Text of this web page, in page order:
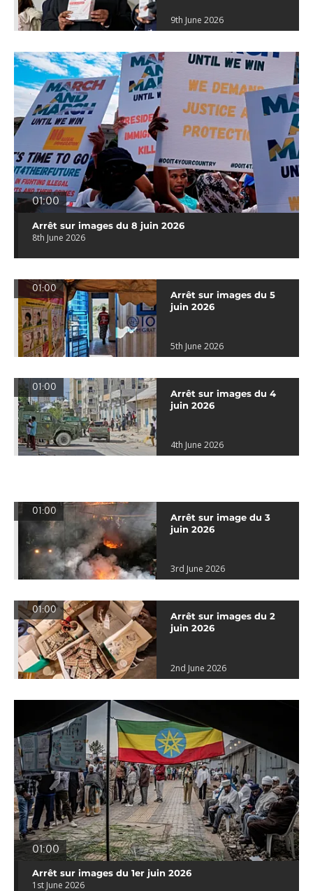
9th June 2026
01:00
Arrêt sur images du 8 juin 2026
8th June 2026
01:00
Arrêt sur images du 5
juin 2026
5th June 2026
01:00
Arrêt sur images du 4
juin 2026
4th June 2026
01:00
Arrêt sur image du 3
juin 2026
3rd June 2026
01:00
Arrêt sur images du 2
juin 2026
2nd June 2026
01:00
Arrêt sur images du 1er juin 2026
1st June 2026